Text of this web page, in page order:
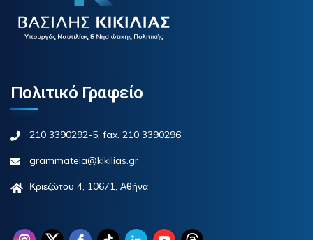
Πολιτικό Γραφείο
210 3390292-5, fax. 210 3390296
grammateia@kikilias.gr
Κριεζώτου 4, 10671, Αθήνα